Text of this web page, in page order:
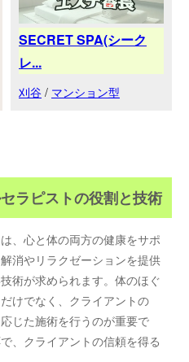
SECRET SPA(シーク
レ...
刈谷 / マンション型
ラピストの役割と技術
、心と体の両方の健康をサポ
消やリラクゼーションを提供
術が求められます。体のほぐ
けでなく、クライアントの
じた施術を行うのが重要で
、クライアントの信頼を得る